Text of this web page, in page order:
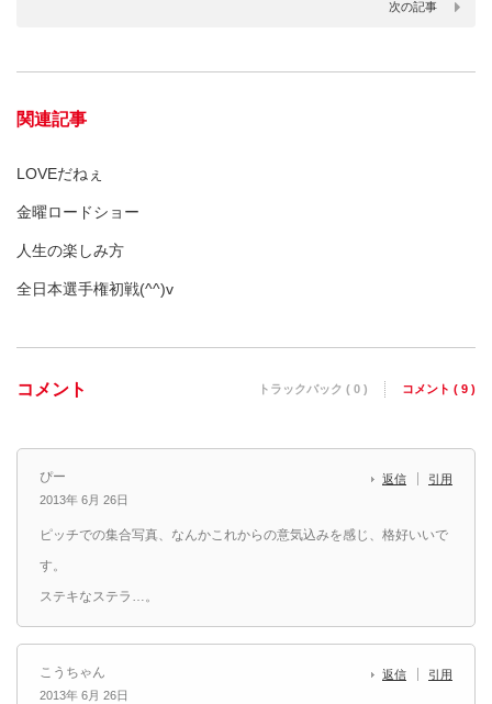
次の記事
関連記事
LOVEだねぇ
金曜ロードショー
人生の楽しみ方
全日本選手権初戦(^^)v
コメント トラックバック ( 0 ) コメント ( 9 )
ぴー
2013年 6月 26日
返信 引用
ピッチでの集合写真、なんかこれからの意気込みを感じ、格好いいで
す。
ステキなステラ…。
こうちゃん
2013年 6月 26日
返信 引用